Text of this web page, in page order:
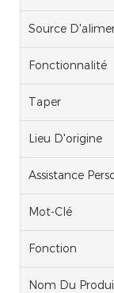
Source
Fonctionnalité
Taper
Lieu D'origine
Assistance
Mot-Clé
Fonction
Nom Du